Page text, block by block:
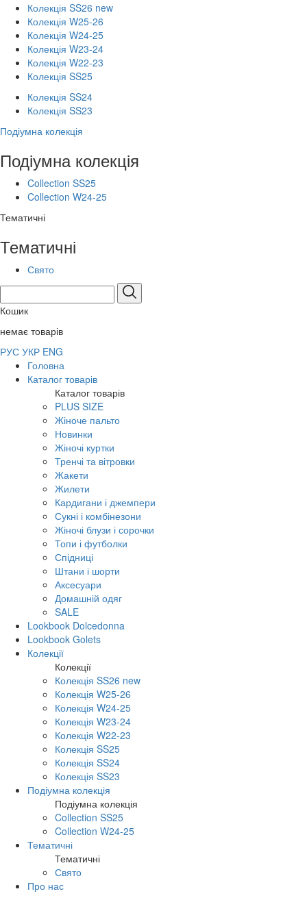
Колекція SS26 new
Колекція W25-26
Колекція W24-25
Колекція W23-24
Колекція W22-23
Колекція SS25
Колекція SS24
Колекція SS23
Подіумна колекція
Подіумна колекція
Collection SS25
Collection W24-25
Тематичні
Тематичні
Свято
Кошик
немає товарів
РУС УКР ENG
Головна
Каталог товарів
Каталог товарів
PLUS SIZE
Жіноче пальто
Новинки
Жіночі куртки
Тренчі та вітровки
Жакети
Жилети
Кардигани і джемпери
Сукні і комбінезони
Жіночі блузи і сорочки
Топи і футболки
Спідниці
Штани і шорти
Аксесуари
Домашній одяг
SALE
Lookbook Dolcedonna
Lookbook Golets
Колекції
Колекції
Колекція SS26 new
Колекція W25-26
Колекція W24-25
Колекція W23-24
Колекція W22-23
Колекція SS25
Колекція SS24
Колекція SS23
Подіумна колекція
Подіумна колекція
Collection SS25
Collection W24-25
Тематичні
Тематичні
Свято
Про нас